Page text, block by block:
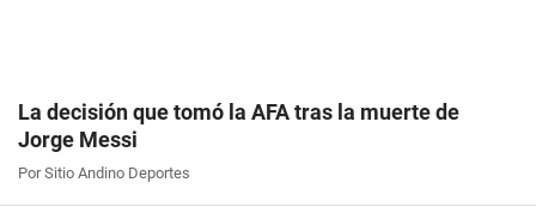
La decisión que tomó la AFA tras la muerte de
Jorge Messi
Por Sitio Andino Deportes